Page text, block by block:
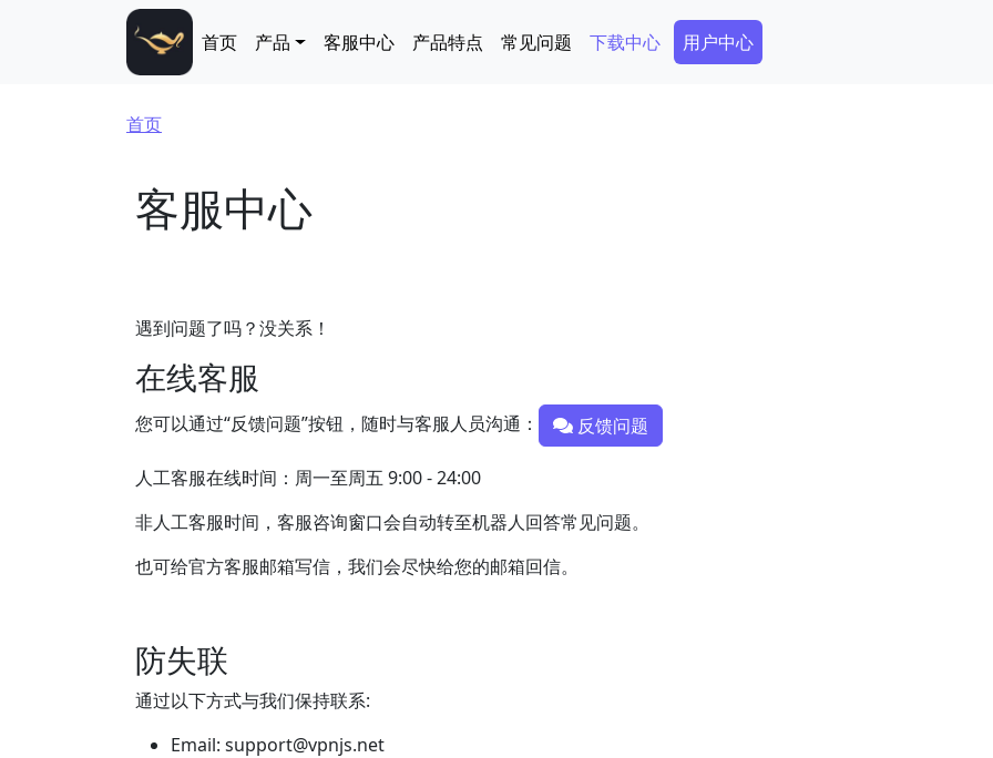
Main navigation
首页 产品 客服中心 产品特点 常见问题 下载中心 Secondary Menu
用户中心
面包屑
首页
客服中心
遇到问题了吗？没关系！
在线客服
您可以通过“反馈问题”按钮，随时与客服人员沟通： 反馈问题
人工客服在线时间：周一至周五 9:00 - 24:00
非人工客服时间，客服咨询窗口会自动转至机器人回答常见问题。
也可给官方客服邮箱写信，我们会尽快给您的邮箱回信。
防失联
通过以下方式与我们保持联系:
Email: support@vpnjs.net